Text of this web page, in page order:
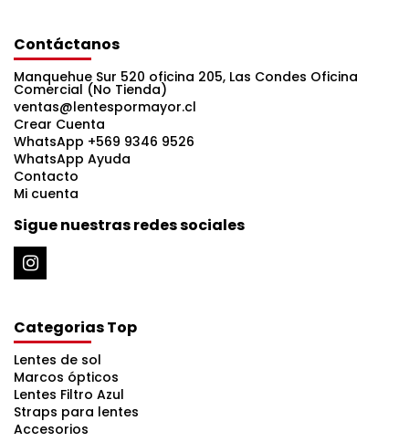
Contáctanos
Manquehue Sur 520 oficina 205, Las Condes Oficina
Comercial (No Tienda)
ventas@lentespormayor.cl
Crear Cuenta
WhatsApp +569 9346 9526
WhatsApp Ayuda
Contacto
Mi cuenta
Sigue nuestras redes sociales
Categorias Top
Lentes de sol
Marcos ópticos
Lentes Filtro Azul
Straps para lentes
Accesorios